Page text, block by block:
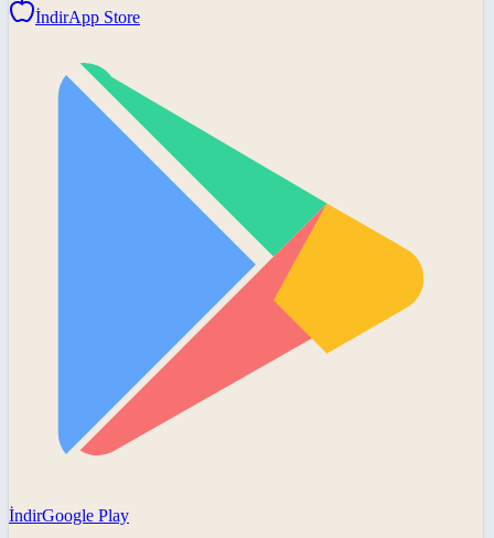
İndirApp Store
İndirGoogle Play